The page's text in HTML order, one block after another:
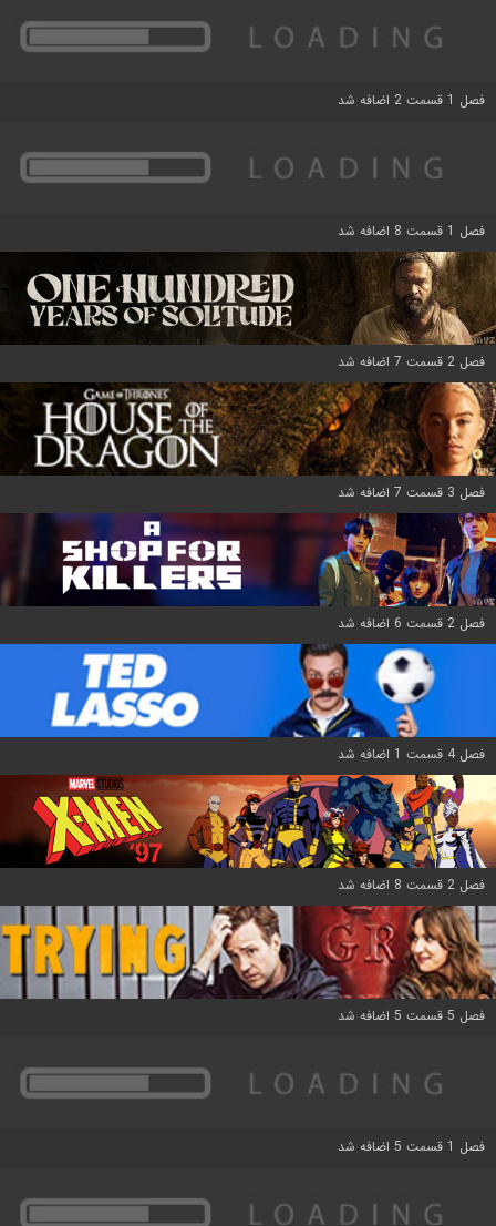
فصل 1 قسمت 2 اضافه شد
فصل 1 قسمت 8 اضافه شد
فصل 2 قسمت 7 اضافه شد
فصل 3 قسمت 7 اضافه شد
فصل 2 قسمت 6 اضافه شد
فصل 4 قسمت 1 اضافه شد
فصل 2 قسمت 8 اضافه شد
فصل 5 قسمت 5 اضافه شد
فصل 1 قسمت 5 اضافه شد